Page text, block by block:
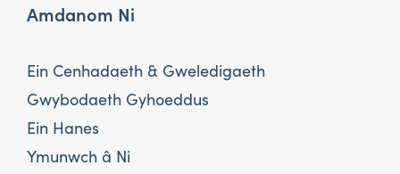
Amdanom Ni
Ein Cenhadaeth & Gweledigaeth
Gwybodaeth Gyhoeddus
Ein Hanes
Ymunwch â Ni